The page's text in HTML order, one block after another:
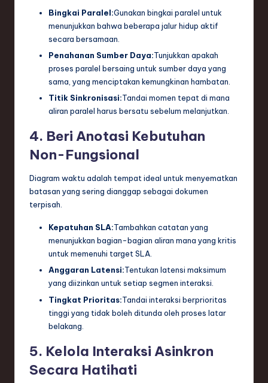
Bingkai Paralel:Gunakan bingkai paralel untuk
menunjukkan bahwa beberapa jalur hidup aktif
secara bersamaan.
Penahanan Sumber Daya:Tunjukkan apakah
proses paralel bersaing untuk sumber daya yang
sama, yang menciptakan kemungkinan hambatan.
Titik Sinkronisasi:Tandai momen tepat di mana
aliran paralel harus bersatu sebelum melanjutkan.
4. Beri Anotasi Kebutuhan
Non-Fungsional
Diagram waktu adalah tempat ideal untuk menyematkan
batasan yang sering dianggap sebagai dokumen
terpisah.
Kepatuhan SLA:Tambahkan catatan yang
menunjukkan bagian-bagian aliran mana yang kritis
untuk memenuhi target SLA.
Anggaran Latensi:Tentukan latensi maksimum
yang diizinkan untuk setiap segmen interaksi.
Tingkat Prioritas:Tandai interaksi berprioritas
tinggi yang tidak boleh ditunda oleh proses latar
belakang.
5. Kelola Interaksi Asinkron
Secara Hatihati